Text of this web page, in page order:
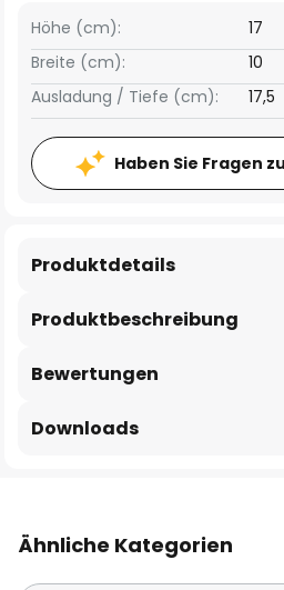
Breite (cm): 10
Höhe (cm): 17
Ausladung / Tiefe (cm): 17,5
Haben Sie Fragen
Produktbeschreibung
Produktdetails
Bewertungen
Downloads
Ähnliche Kategorien